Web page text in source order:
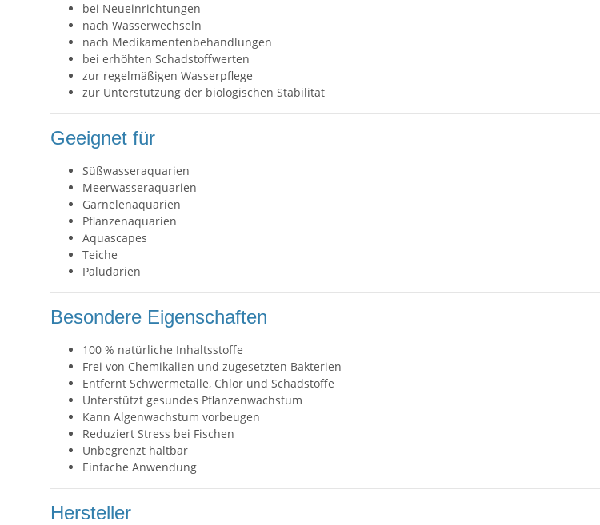
bei Neueinrichtungen
nach Wasserwechseln
nach Medikamentenbehandlungen
bei erhöhten Schadstoffwerten
zur regelmäßigen Wasserpflege
zur Unterstützung der biologischen Stabilität
Geeignet für
Süßwasseraquarien
Meerwasseraquarien
Garnelenaquarien
Pflanzenaquarien
Aquascapes
Teiche
Paludarien
Besondere Eigenschaften
100 % natürliche Inhaltsstoffe
Frei von Chemikalien und zugesetzten Bakterien
Entfernt Schwermetalle, Chlor und Schadstoffe
Unterstützt gesundes Pflanzenwachstum
Kann Algenwachstum vorbeugen
Reduziert Stress bei Fischen
Unbegrenzt haltbar
Einfache Anwendung
Hersteller